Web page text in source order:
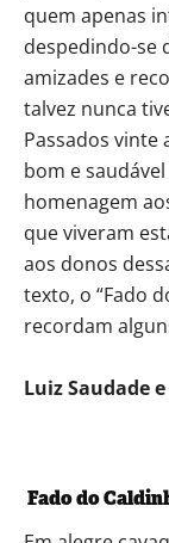
quem apenas
despedindo-se
amizades e
talvez nunca
Passados vinte
bom e
homenagem
que viveram
aos donos
texto, o “Fado
recordam
Luiz Saudade
Fado do